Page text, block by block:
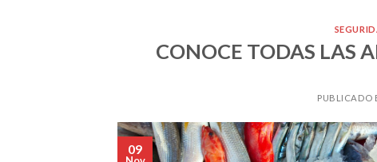
CONOCE TODAS LAS
PUBLICADO
09